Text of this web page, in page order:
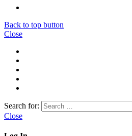
Back to top button
Close
Search for:
Close